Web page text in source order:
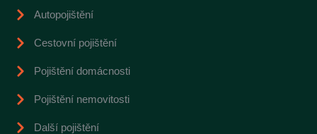
Autopojištění
Cestovní pojištění
Pojištění domácnosti
Pojištění nemovitosti
Další pojištění